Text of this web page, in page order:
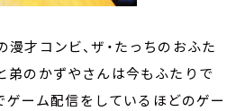
漫才コンビ、ザ・たっちのおふた
弟のかずやさんは今もふたりで
ーム配信をしているほどのゲー